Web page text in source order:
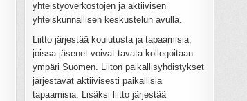
yhteistyöverkostojen ja aktiivisen
yhteiskunnallisen keskustelun avulla.
Liitto järjestää koulutusta ja tapaamisia,
joissa jäsenet voivat tavata kollegoitaan
ympäri Suomen. Liiton paikallisyhdistykset
järjestävät aktiivisesti paikallisia
tapaamisia. Lisäksi liitto järjestää